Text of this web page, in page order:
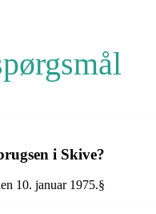
i Skive?
10. januar 1975.§